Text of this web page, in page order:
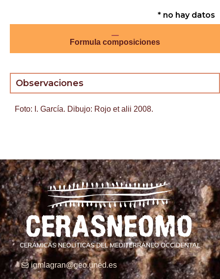
* no hay datos
Formula composiciones
Observaciones
Foto: I. García. Dibujo: Rojo et alii 2008.
igmlagran@geo.uned.es